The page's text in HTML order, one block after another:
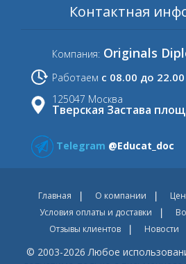
Контактная
Компания: Originals
Работаем с 08.00 до 22.00
125047 Москва
Тверская Застава
Telegram @Educat_doc
Главная О компании
Условия оплаты и доставки
Отзывы клиентов
Новости
© 2003-2026 Любое